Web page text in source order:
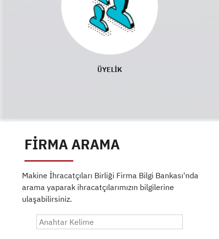
ÜYELİK
FİRMA ARAMA
Makine İhracatçıları Birliği Firma Bilgi Bankası'nda
arama yaparak ihracatçılarımızın bilgilerine
ulaşabilirsiniz.